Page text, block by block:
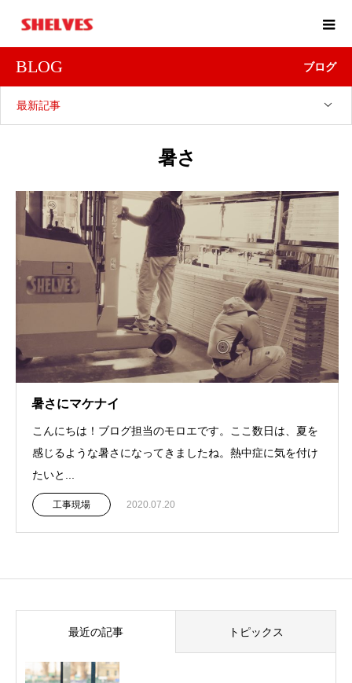
BLOG ブログ
最新記事
暑さ
暑さにマケナイ
こんにちは！ブログ担当のモロエです。ここ数日は、夏を
感じるような暑さになってきましたね。熱中症に気を付け
たいと...
工事現場 2020.07.20
最近の記事 トピックス